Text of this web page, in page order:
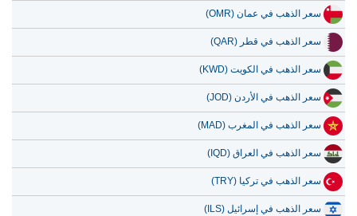
سعر الذهب في عمان (OMR)
سعر الذهب في قطر (QAR)
سعر الذهب في الكويت (KWD)
سعر الذهب في الأردن (JOD)
سعر الذهب في المغرب (MAD)
سعر الذهب في العراق (IQD)
سعر الذهب في تركيا (TRY)
سعر الذهب في إسرائيل (ILS)